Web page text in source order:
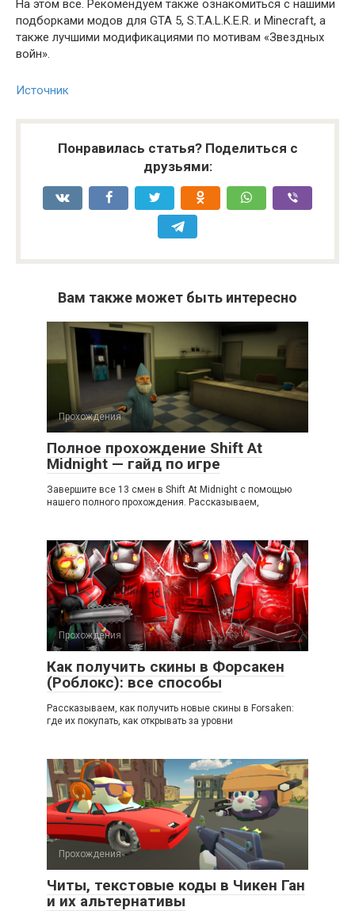
На этом все. Рекомендуем также ознакомиться с нашими
подборками модов для GTA 5, S.T.A.L.K.E.R. и Minecraft, а
также лучшими модификациями по мотивам «Звездных
войн».
Источник
Понравилась статья? Поделиться с
друзьями:
Вам также может быть интересно
Прохождения
Полное прохождение Shift At
Midnight — гайд по игре
Завершите все 13 смен в Shift At Midnight с помощью
нашего полного прохождения. Рассказываем,
Прохождения
Как получить скины в Форсакен
(Роблокс): все способы
Рассказываем, как получить новые скины в Forsaken:
где их покупать, как открывать за уровни
Прохождения
Читы, текстовые коды в Чикен Ган
и их альтернативы